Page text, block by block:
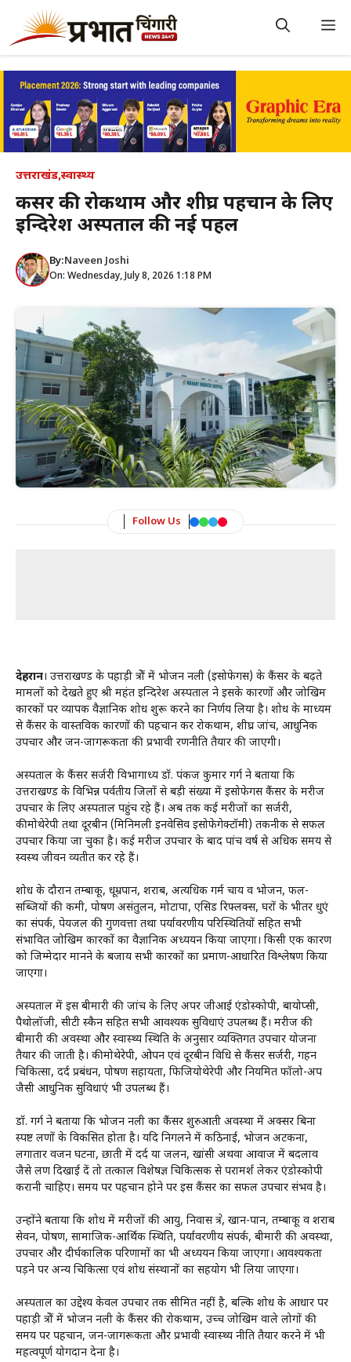
content
उत्तराखंड,स्वास्थ्य
कैंसर की रोकथाम और शीघ्र पहचान के लिए
इन्दिरेश अस्पताल की नई पहल
By:Naveen Joshi
On: Wednesday, July 8, 2026 1:18 PM
Follow Us
देहरादून। उत्तराखण्ड के पहाड़ी क्षेत्रों में भोजन नली (इसोफेगस) के कैंसर के बढ़ते
मामलों को देखते हुए श्री महंत इन्दिरेश अस्पताल ने इसके कारणों और जोखिम
कारकों पर व्यापक वैज्ञानिक शोध शुरू करने का निर्णय लिया है। शोध के माध्यम
से कैंसर के वास्तविक कारणों की पहचान कर रोकथाम, शीघ्र जांच, आधुनिक
उपचार और जन-जागरूकता की प्रभावी रणनीति तैयार की जाएगी।
अस्पताल के कैंसर सर्जरी विभागाध्यक्ष डॉ. पंकज कुमार गर्ग ने बताया कि
उत्तराखण्ड के विभिन्न पर्वतीय जिलों से बड़ी संख्या में इसोफेगस कैंसर के मरीज
उपचार के लिए अस्पताल पहुंच रहे हैं। अब तक कई मरीजों का सर्जरी,
कीमोथेरेपी तथा दूरबीन (मिनिमली इनवेसिव इसोफेगेक्टॉमी) तकनीक से सफल
उपचार किया जा चुका है। कई मरीज उपचार के बाद पांच वर्ष से अधिक समय से
स्वस्थ जीवन व्यतीत कर रहे हैं।
शोध के दौरान तम्बाकू, धूम्रपान, शराब, अत्यधिक गर्म चाय व भोजन, फल-
सब्जियों की कमी, पोषण असंतुलन, मोटापा, एसिड रिफ्लक्स, घरों के भीतर धुएं
का संपर्क, पेयजल की गुणवत्ता तथा पर्यावरणीय परिस्थितियों सहित सभी
संभावित जोखिम कारकों का वैज्ञानिक अध्ययन किया जाएगा। किसी एक कारण
को जिम्मेदार मानने के बजाय सभी कारकों का प्रमाण-आधारित विश्लेषण किया
जाएगा।
अस्पताल में इस बीमारी की जांच के लिए अपर जीआई एंडोस्कोपी, बायोप्सी,
पैथोलॉजी, सीटी स्कैन सहित सभी आवश्यक सुविधाएं उपलब्ध हैं। मरीज की
बीमारी की अवस्था और स्वास्थ्य स्थिति के अनुसार व्यक्तिगत उपचार योजना
तैयार की जाती है। कीमोथेरेपी, ओपन एवं दूरबीन विधि से कैंसर सर्जरी, गहन
चिकित्सा, दर्द प्रबंधन, पोषण सहायता, फिजियोथेरेपी और नियमित फॉलो-अप
जैसी आधुनिक सुविधाएं भी उपलब्ध हैं।
डॉ. गर्ग ने बताया कि भोजन नली का कैंसर शुरुआती अवस्था में अक्सर बिना
स्पष्ट लक्षणों के विकसित होता है। यदि निगलने में कठिनाई, भोजन अटकना,
लगातार वजन घटना, छाती में दर्द या जलन, खांसी अथवा आवाज में बदलाव
जैसे लक्षण दिखाई दें तो तत्काल विशेषज्ञ चिकित्सक से परामर्श लेकर एंडोस्कोपी
करानी चाहिए। समय पर पहचान होने पर इस कैंसर का सफल उपचार संभव है।
उन्होंने बताया कि शोध में मरीजों की आयु, निवास क्षेत्र, खान-पान, तम्बाकू व शराब
सेवन, पोषण, सामाजिक-आर्थिक स्थिति, पर्यावरणीय संपर्क, बीमारी की अवस्था,
उपचार और दीर्घकालिक परिणामों का भी अध्ययन किया जाएगा। आवश्यकता
पड़ने पर अन्य चिकित्सा एवं शोध संस्थानों का सहयोग भी लिया जाएगा।
अस्पताल का उद्देश्य केवल उपचार तक सीमित नहीं है, बल्कि शोध के आधार पर
पहाड़ी क्षेत्रों में भोजन नली के कैंसर की रोकथाम, उच्च जोखिम वाले लोगों की
समय पर पहचान, जन-जागरूकता और प्रभावी स्वास्थ्य नीति तैयार करने में भी
महत्वपूर्ण योगदान देना है।